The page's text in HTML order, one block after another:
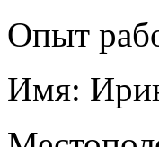
Опыт
Имя: